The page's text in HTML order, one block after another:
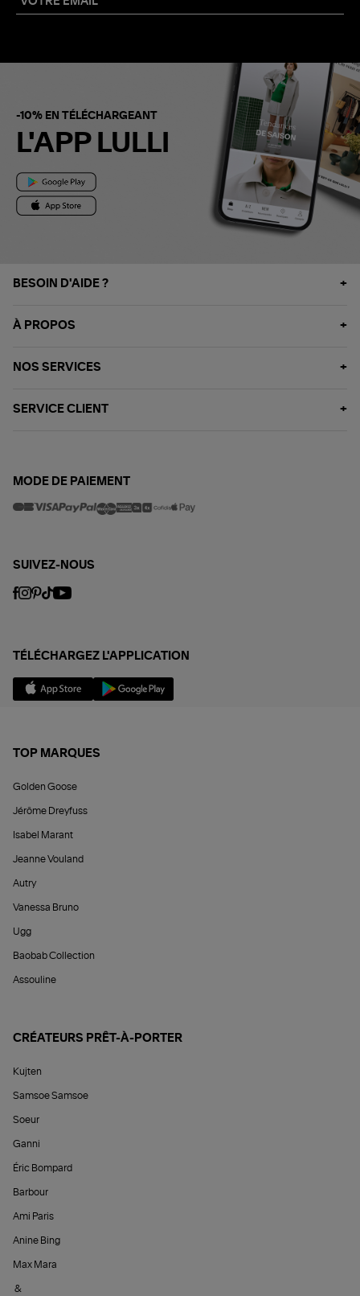
-10% EN TÉLÉCHARGEANT
L'APP LULLI
BESOIN D'AIDE ?
À PROPOS
NOS SERVICES
SERVICE CLIENT
MODE DE PAIEMENT
SUIVEZ-NOUS
TÉLÉCHARGEZ L'APPLICATION
TOP MARQUES
Golden Goose
Jérôme Dreyfuss
Isabel Marant
Jeanne Vouland
Autry
Vanessa Bruno
Ugg
Baobab Collection
Assouline
CRÉATEURS PRÊT-À-PORTER
Kujten
Samsoe Samsoe
Soeur
Ganni
Éric Bompard
Barbour
Ami Paris
Anine Bing
Max Mara
&